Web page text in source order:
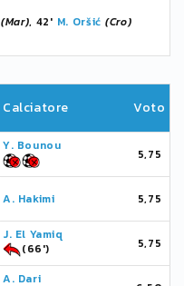
(Mar), 42' M. Oršić (Cro)
Calciatore Voto
Y. Bounou
5,75
A. Hakimi 5,75
J. El Yamiq
(66')
5,75
A. Dari